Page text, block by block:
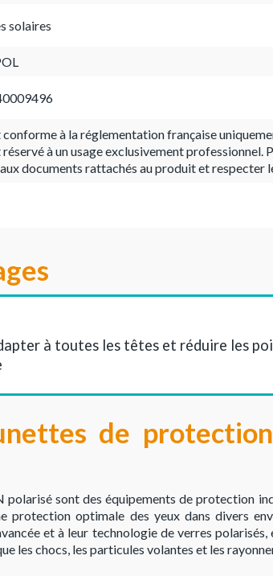
solaires
à la réglementation française
à un usage exclusivement professionnel.
documents rattachés au produit et respecter
à toutes les têtes et réduire les
de
sont des équipements de protection
protection optimale des yeux dans divers
et à leur technologie de verres
les chocs, les particules volantes et les